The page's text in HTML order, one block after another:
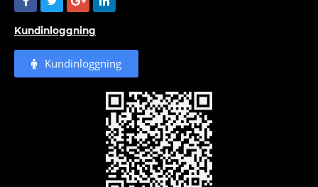
Kundinloggning
Kundinloggning